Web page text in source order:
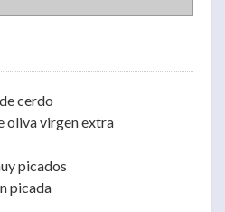
cerdo
oliva virgen extra
picados
picada